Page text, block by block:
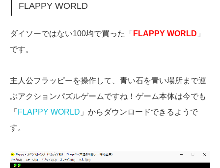
FLAPPY WORLD
ダイソーではない100均で買った「 FLAPPY WORLD 」
です。
主人公フラッピーを操作して、青い石を青い場所まで運
ぶアクションパズルゲームですね！ゲーム本体は今でも
「 FLAPPY WORLD 」からダウンロードできるようで
す。